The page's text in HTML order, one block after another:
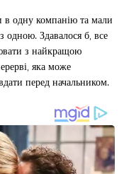
в одну компанію та мали
одною. Здавалося б, все
з найкращою
яка може
перед начальником.